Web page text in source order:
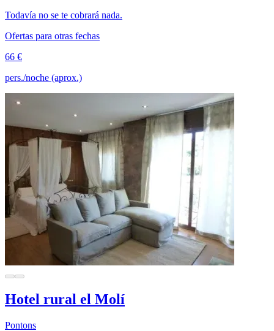
Todavía no se te cobrará nada.
Ofertas para otras fechas
66 €
pers./noche (aprox.)
Hotel rural el Molí
Pontons